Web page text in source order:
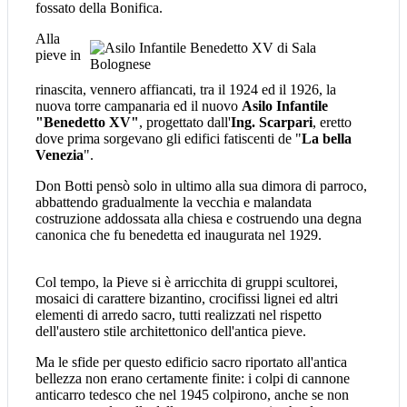
fossato della Bonifica.
Alla
pieve in
rinascita, vennero affiancati, tra il 1924 ed il 1926, la
nuova torre campanaria ed il nuovo Asilo Infantile
"Benedetto XV", progettato dall'Ing. Scarpari, eretto
dove prima sorgevano gli edifici fatiscenti de "La bella
Venezia".
Don Botti pensò solo in ultimo alla sua dimora di parroco,
abbattendo gradualmente la vecchia e malandata
costruzione addossata alla chiesa e costruendo una degna
canonica che fu benedetta ed inaugurata nel 1929.
Col tempo, la Pieve si è arricchita di gruppi scultorei,
mosaici di carattere bizantino, crocifissi lignei ed altri
elementi di arredo sacro, tutti realizzati nel rispetto
dell'austero stile architettonico dell'antica pieve.
Ma le sfide per questo edificio sacro riportato all'antica
bellezza non erano certamente finite: i colpi di cannone
anticarro tedesco che nel 1945 colpirono, anche se non